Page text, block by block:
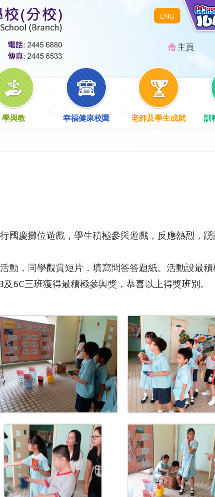
ENG
主頁
學與教 幸福健康校園 老師及學生成就 訓
國慶攤位遊戲，學生積極參與遊戲，反應熱烈，
動，同學觀賞短片，填寫問答答題紙。活動設最
6C三班獲得最積極參與獎，恭喜以上得獎班別。